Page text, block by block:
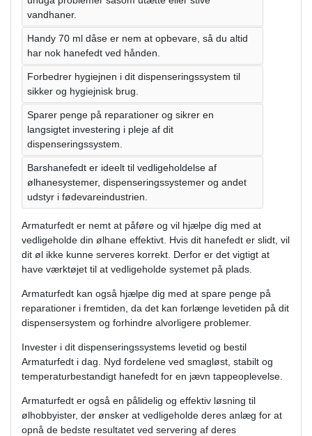
vandhaner.
Handy 70 ml dåse er nem at opbevare, så du altid
har nok hanefedt ved hånden.
Forbedrer hygiejnen i dit dispenseringssystem til
sikker og hygiejnisk brug.
Sparer penge på reparationer og sikrer en
langsigtet investering i pleje af dit
dispenseringssystem.
Barshanefedt er ideelt til vedligeholdelse af
ølhanesystemer, dispenseringssystemer og andet
udstyr i fødevareindustrien.
Armaturfedt er nemt at påføre og vil hjælpe dig med at
vedligeholde din ølhane effektivt. Hvis dit hanefedt er slidt, vil
dit øl ikke kunne serveres korrekt. Derfor er det vigtigt at
have værktøjet til at vedligeholde systemet på plads.
Armaturfedt kan også hjælpe dig med at spare penge på
reparationer i fremtiden, da det kan forlænge levetiden på dit
dispensersystem og forhindre alvorligere problemer.
Invester i dit dispenseringssystems levetid og bestil
Armaturfedt i dag. Nyd fordelene ved smagløst, stabilt og
temperaturbestandigt hanefedt for en jævn tappeoplevelse.
Armaturfedt er også en pålidelig og effektiv løsning til
ølhobbyister, der ønsker at vedligeholde deres anlæg for at
opnå de bedste resultatet ved servering af deres